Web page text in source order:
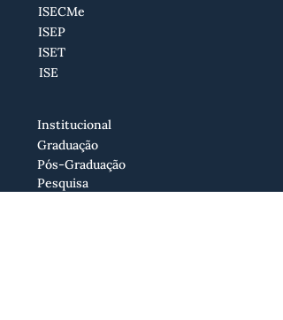
ISECMe
ISEP
ISET
ISE
Institucional
Graduação
Pós-Graduação
Pesquisa